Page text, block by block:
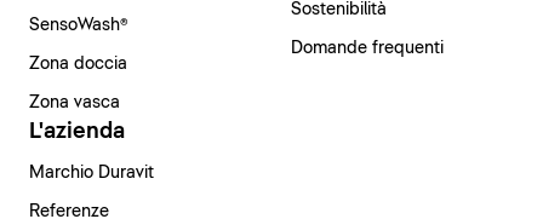
SensoWash®
Zona doccia
Zona vasca
Sostenibilità
Domande frequenti
L'azienda
Marchio Duravit
Referenze